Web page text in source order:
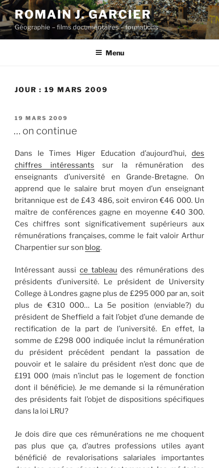
Aller
au
contenu
principal
ROMAIN J. GARCIER
Géographie – films documentaires – formations
Menu
JOUR : 19 MARS 2009
PUBLIÉ
19 MARS 2009
… on continue
Dans le Times Higer Education d’aujourd’hui, des
chiffres intéressants sur la rémunération des
enseignants d’université en Grande-Bretagne. On
apprend que le salaire brut moyen d’un enseignant
britannique est de £43 486, soit environ €46 000. Un
maître de conférences gagne en moyenne €40 300.
Ces chiffres sont significativement supérieurs aux
rémunérations françaises, comme le fait valoir Arthur
Charpentier sur son blog.
Intéressant aussi ce tableau des rémunérations des
présidents d’université. Le président de University
College à Londres gagne plus de £295 000 par an, soit
plus de €310 000… La 5e position (enviable?) du
président de Sheffield a fait l’objet d’une demande de
rectification de la part de l’université. En effet, la
somme de £298 000 indiquée inclut la rémunération
du président précédent pendant la passation de
pouvoir et le salaire du président n’est donc que de
£191 000 (mais n’inclut pas le logement de fonction
dont il bénéficie). Je me demande si la rémunération
des présidents fait l’objet de dispositions spécifiques
dans la loi LRU?
Je dois dire que ces rémunérations ne me choquent
pas plus que ça, d’autres professions utiles ayant
bénéficié de revalorisations salariales importantes